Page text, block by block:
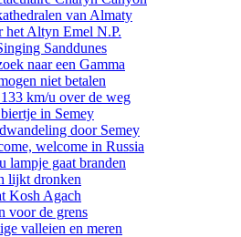
van Almaty
het Altyn Emel N.P.
Sanddunes
naar een Gamma
niet betalen
km/u over de weg
in Semey
door Semey
welcome in Russia
lampje gaat branden
lijkt dronken
Kosh Agach
voor de grens
valleien en meren